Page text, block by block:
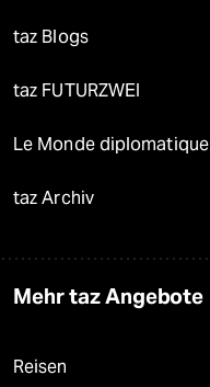
taz Blogs
taz FUTURZWEI
Le Monde diplomatique
taz Archiv
Mehr taz Angebote
Reisen